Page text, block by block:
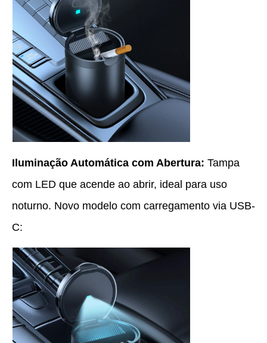
Iluminação Automática com Abertura: Tampa
com LED que acende ao abrir, ideal para uso
noturno. Novo modelo com carregamento via USB-
C: